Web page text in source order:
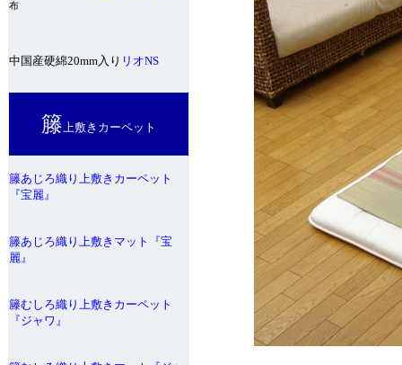
布
中国産硬綿20mm入り リオNS
籐上敷きカーペット
籐あじろ織り上敷きカーペット
『宝麗』
籐あじろ織り上敷きマット『宝
麗』
籐むしろ織り上敷きカーペット
『ジャワ』